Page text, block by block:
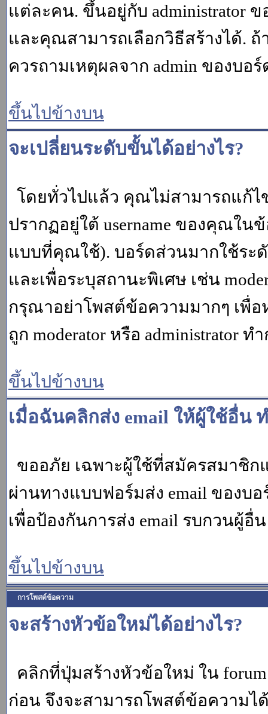
แต่ละคน. ขึ้นอยู่กับ administrator
และคุณสามารถเลือกวิธีสร้างได้.
ควรถามเหตุผลจาก admin ของบอ
ขึ้นไปข้างบน
จะเปลี่ยนระดับขั้นได้อย่างไร?
โดยทั่วไปแล้ว คุณไม่สามารถแก้
ปรากฏอยู่ใต้ username ของคุณใ
แบบที่คุณใช้). บอร์ดส่วนมากใช้ร
และเพื่อระบุสถานะพิเศษ เช่น
กรุณาอย่าโพสต์ข้อความมากๆ เพื่
ถูก moderator หรือ administrator
ขึ้นไปข้างบน
เมื่อฉันคลิกส่ง email ให้ผู้ใช้อื่น
ขออภัย เฉพาะผู้ใช้ที่สมัครสมาชิก
ผ่านทางแบบฟอร์มส่ง email ของ
เพื่อป้องกันการส่ง email รบกวนผู้อื่
ขึ้นไปข้างบน
การโพสต์ข้อความ
จะสร้างหัวข้อใหม่ได้อย่างไร?
คลิกที่ปุ่มสร้างหัวข้อใหม่ ใน
ก่อน จึงจะสามารถโพสต์ข้อความ